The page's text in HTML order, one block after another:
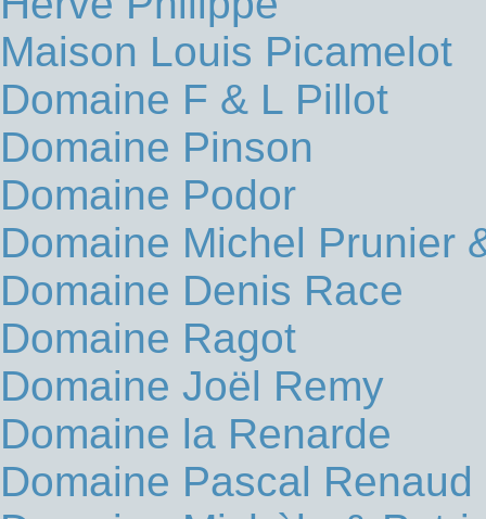
Maison Louis Picamelot
Domaine F & L Pillot
Domaine Pinson
Domaine Podor
Domaine Michel Prunier
Domaine Denis Race
Domaine Ragot
Domaine Joël Remy
Domaine la Renarde
Domaine Pascal Renaud